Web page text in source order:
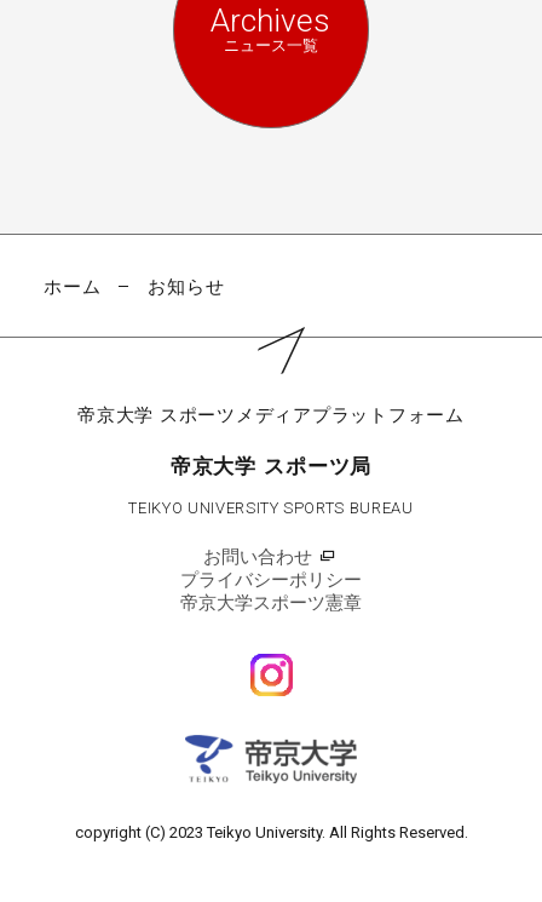
Archives
ニュース一覧
ホーム お知らせ
帝京大学 スポーツメディアプラットフォーム
帝京大学 スポーツ局
TEIKYO UNIVERSITY SPORTS BUREAU
お問い合わせ
プライバシーポリシー
帝京大学スポーツ憲章
copyright (C) 2023 Teikyo University. All Rights Reserved.